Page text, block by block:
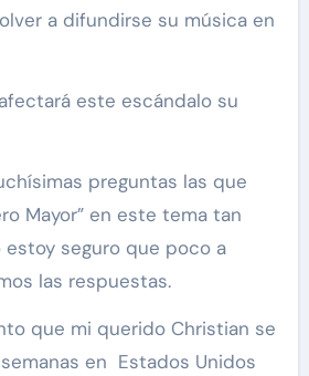
a difundirse su música en
este escándalo su
preguntas las que
Mayor” en este tema tan
seguro que poco a
las respuestas.
que mi querido Christian se
en Estados Unidos